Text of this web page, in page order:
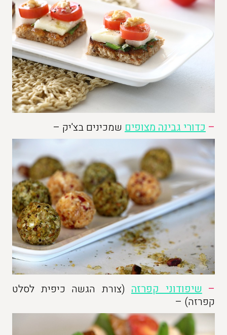
– כדורי גבינה מצופים שמכינים בצ'יק –
–שיפודוני קפרזה (צורת הגשה כיפית לסלט
קפרזה) –